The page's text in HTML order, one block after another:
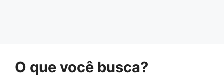
O que você busca?